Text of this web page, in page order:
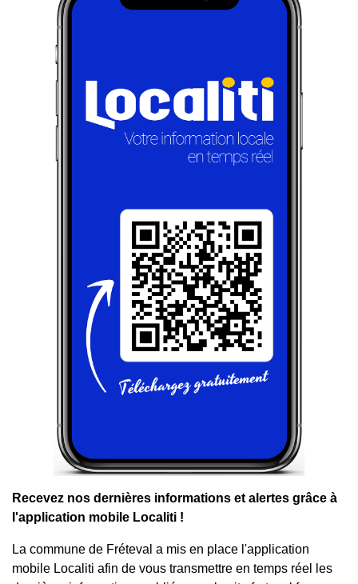
Recevez nos dernières informations et alertes grâce à
l'application mobile Localiti !
La commune de Fréteval a mis en place l'application
mobile Localiti afin de vous transmettre en temps réel les